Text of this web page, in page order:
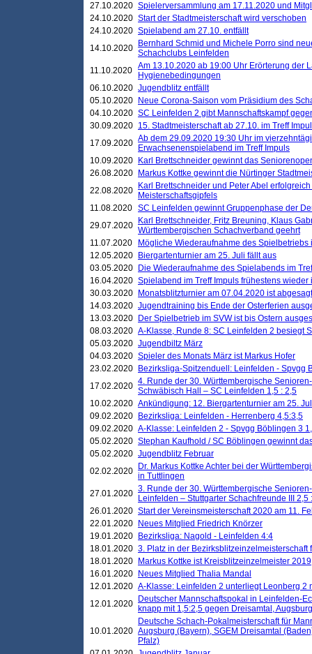
27.10.2020 Spielerversammlung am 17.11.2020 und
24.10.2020 Start der Stadtmeisterschaft wird verschoben
24.10.2020 Spielabend am 27.10. entfällt
14.10.2020
Bernhard Schmid und Michele Porro sind
Schachclubs Leinfelden
11.10.2020 Am 13.10.2020 ab 19:00 Uhr Erörterung der
Hygienebedingungen
06.10.2020 Jugendblitz entfällt
05.10.2020
Neue Corona-Saison vom Präsidium des
04.10.2020 SC Leinfelden 2 gibt Mannschaftskampf
30.09.2020 15. Stadtmeisterschaft ab 27.10. im Treff
17.09.2020 Ab dem 29.09.2020 19:30 Uhr im
Erwachsenenspielabend im Treff Impuls
10.09.2020
Karl Brettschneider gewinnt das
26.08.2020
Markus Kottke gewinnt die Nürtinger
22.08.2020
Karl Brettschneider und Peter Abel
Meisterschaftsgipfels
11.08.2020 SC Leinfelden gewinnt Gruppenphase der
29.07.2020
Karl Brettschneider, Fritz Breuning, Klaus
Württembergischen Schachverband geehrt
11.07.2020
Mögliche Wiederaufnahme des Spielbetriebs
12.05.2020
Biergartenturnier am 25. Juli fällt aus
03.05.2020
Die Wiederaufnahme des Spielabends im
16.04.2020 Spielabend im Treff Impuls frühestens wieder
30.03.2020
Monatsblitzturnier am 07.04.2020 ist abgesagt
14.03.2020 Jugendtraining bis Ende der Osterferien
13.03.2020
Der Spielbetrieb im SVW ist bis Ostern
08.03.2020 A-Klasse, Runde 8: SC Leinfelden 2 besiegt
05.03.2020 Jugendbiltz März
04.03.2020 Spieler des Monats März ist Markus Hofer
23.02.2020
Bezirksliga-Spitzenduell: Leinfelden - Spvgg
17.02.2020 4. Runde der 30. Württembergische
Schwäbisch Hall – SC Leinfelden 1,5 : 2,5
10.02.2020 Ankündigung: 12. Biergartenturnier am 25.
09.02.2020
Bezirksliga: Leinfelden - Herrenberg 4,5:3,5
09.02.2020 A-Klasse: Leinfelden 2 - Spvgg Böblingen 3
05.02.2020 Stephan Kaufhold / SC Böblingen gewinnt
05.02.2020 Jugendblitz Februar
02.02.2020
Dr. Markus Kottke Achter bei der
in Tuttlingen
27.01.2020 3. Runde der 30. Württembergische
Leinfelden – Stuttgarter Schachfreunde III 2,5
26.01.2020 Start der Vereinsmeisterschaft 2020 am 11.
22.01.2020
Neues Mitglied Friedrich Knörzer
19.01.2020
Bezirksliga: Nagold - Leinfelden 4:4
18.01.2020 3. Platz in der Bezirksblitzeinzelmeisterschaft
18.01.2020
Markus Kottke ist Kreisblitzeinzelmeister 2019
16.01.2020
Neues Mitglied Thalia Mandal
12.01.2020 A-Klasse: Leinfelden 2 unterliegt Leonberg 2
12.01.2020
Deutscher Mannschaftspokal in Leinfelden-
knapp mit 1,5:2,5 gegen Dreisamtal,
10.01.2020
Deutsche Schach-Pokalmeisterschaft für
Augsburg (Bayern), SGEM Dreisamtal
Pfalz)